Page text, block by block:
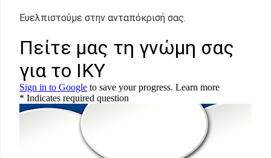
Ευελπιστούμε στην ανταπόκρισή σας.